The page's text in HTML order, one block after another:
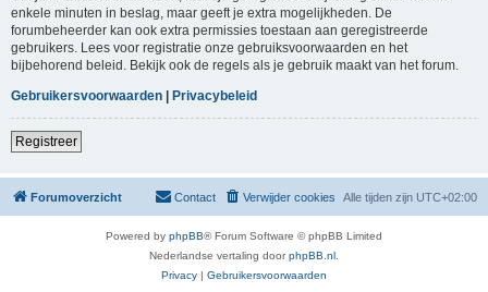
enkele minuten in beslag, maar geeft je extra mogelijkheden. De
forumbeheerder kan ook extra permissies toestaan aan geregistreerde
gebruikers. Lees voor registratie onze gebruiksvoorwaarden en het
bijbehorend beleid. Bekijk ook de regels als je gebruik maakt van het forum.
Gebruikersvoorwaarden | Privacybeleid
Registreer
Forumoverzicht Alle tijden zijn UTC+02:00
Verwijder cookies
Contact
Powered by phpBB® Forum Software © phpBB Limited
Nederlandse vertaling doorphpBB.nl
Privacy | Gebruikersvoorwaarden